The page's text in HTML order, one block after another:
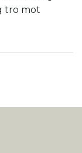
tro mot